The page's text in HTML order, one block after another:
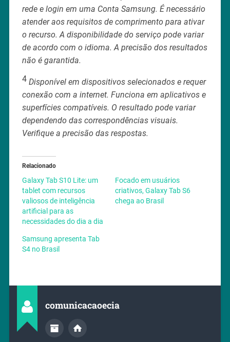
rede e login em uma Conta Samsung. É necessário
atender aos requisitos de comprimento para ativar
o recurso. A disponibilidade do serviço pode variar
de acordo com o idioma. A precisão dos resultados
não é garantida.
4Disponível em dispositivos selecionados e requer
conexão com a internet. Funciona em aplicativos e
superfícies compatíveis. O resultado pode variar
dependendo das correspondências visuais.
Verifique a precisão das respostas.
Relacionado
Galaxy Tab S10 Lite: um
tablet com recursos
valiosos de inteligência
artificial para as
necessidades do dia a dia
Focado em usuários
criativos, Galaxy Tab S6
chega ao Brasil
Samsung apresenta Tab
S4 no Brasil
comunicacaoecia